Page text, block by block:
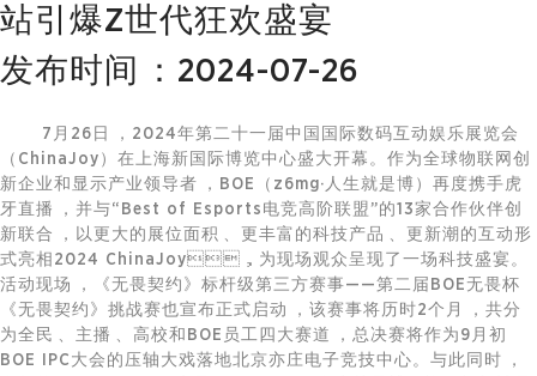
站引爆Z世代狂欢盛宴
发布时间：2024-07-26
7月26日，2024年第二十一届中国国际数码互动娱乐展览会
（ChinaJoy）在上海新国际博览中心盛大开幕。作为全球物联网 创
新企业和显示产业领导者，BOE（z6mg·人生就是博）再度携手虎
牙直播，并与“Best of Esports电竞高阶联盟”的13家合作伙伴创
新联合，以更大的展位面积、更丰富的科技产品、更新潮的互动形
式亮相2024 ChinaJoy，为现场观众呈现了一场科技盛宴。
活动现场，《无畏契约》标杆级第三方赛事——第二届BOE无畏杯
《无畏契约》挑战赛也宣布正式启动，该赛事将历时2个月，共分
为全民、主播、高校和BOE员工四大赛道，总决赛将作为9月初
BOE IPC大会的压轴大戏落地北京亦庄电子竞技中心。与此同时，